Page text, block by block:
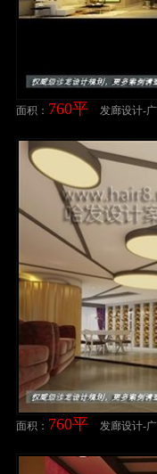
面积： 760平
发廊设计-
面积： 760平
发廊设计-